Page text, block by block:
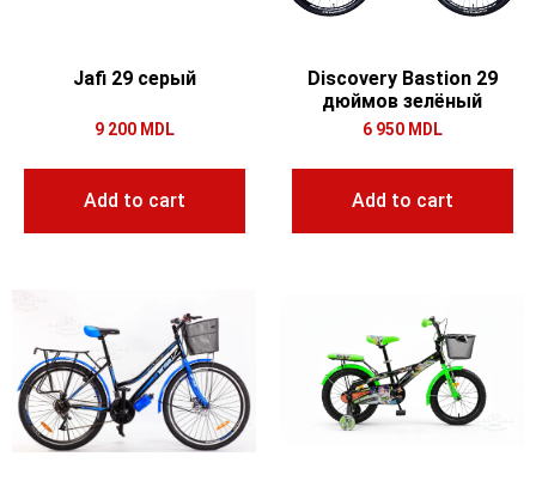
Jafi 29 серый
9 200 MDL
Add to cart
Discovery Bastion 29
дюймов зелёный
6 950 MDL
Add to cart